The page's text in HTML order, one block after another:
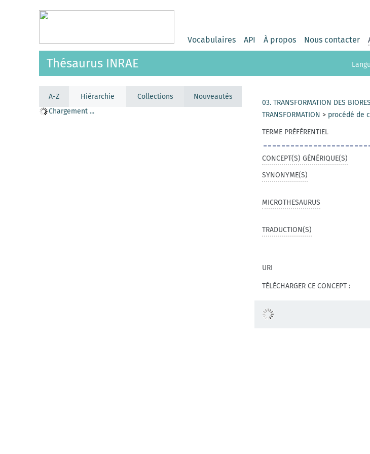
Vocabulaires API À propos Nous contacter
Thésaurus INRAE
A-Z Hiérarchie Collections
Nouveautés
Chargement ...
03. TRANSFORMATION DES
TRANSFORMATION > procédé de
TERME PRÉFÉRENTIEL
CONCEPT(S) GÉNÉRIQUE(S)
SYNONYME(S)
MICROTHESAURUS
TRADUCTION(S)
URI
TÉLÉCHARGER CE CONCEPT :